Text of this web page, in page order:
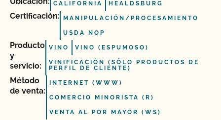
CALIFORNIA HEALDSBURG
Certificación: MANIPULACIÓN/PROCESAMIENTO
USDA NOP
Producto
y
servicio:
VINO VINO (ESPUMOSO)
VINIFICACIÓN (SÓLO PRODUCTOS DE
PERFIL DE CLIENTE)
Método
de venta:
INTERNET (WWW)
COMERCIO MINORISTA (R)
VENTA AL POR MAYOR (WS)